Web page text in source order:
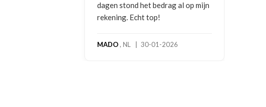
dagen stond het bedrag al op mijn